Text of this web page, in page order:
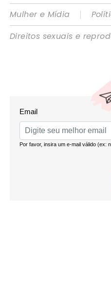
Mulher e Mídia
|
Direitos sexuais e